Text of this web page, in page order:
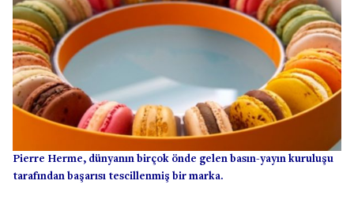
Pierre Herme, dünyanın birçok önde gelen basın-yayın kuruluşu
tarafından başarısı tescillenmiş bir marka.